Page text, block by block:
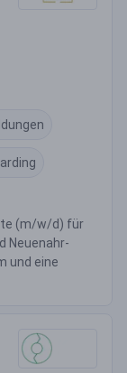
(m/w/d) für
Neuenahr-
und eine